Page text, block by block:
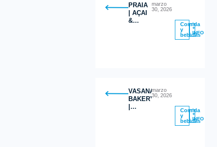
PRAIA
| AÇAI
&
marzo
30, 2026
Comida
y
bebidas
+
INFO
VASANA
BAKERY
marzo
30, 2026
Comida
y
bebidas
+
INFO